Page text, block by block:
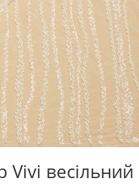
Vivi весільний